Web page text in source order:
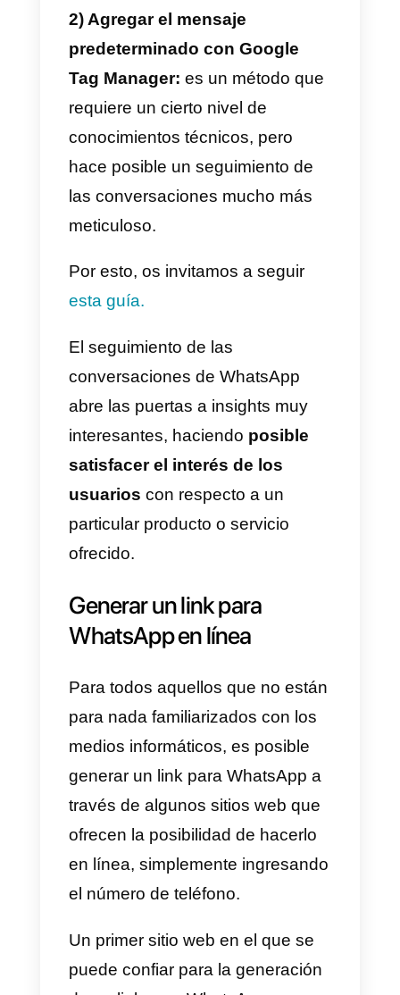
Para hacer esto podemos tomar
1) Agregar el mensaje
predeterminado en el link de
WhatsApp:es un método fácil y
rápido, basta utilizar el parámetro
textdentro de la URL de
WhatsApp, e ingresar el texto
se quiere que aparezca como
mensaje predeterminado.
El texto contenido en la URL
deberá estar codificado con
caracteres ASCII, utilizando
en el lugar de los espacios. A
con el mensaje predeterminado
“Buenos días, ¿cómo puedo
crear una cuenta? Gracias”:
https://wa.me/390000000000?
text=Buenos %20
días,%20¿cómo
%20puedo%20crear%20una%20
cuenta?%20Gracias
Haciendo clic en el link, el
podrá iniciar una conversación